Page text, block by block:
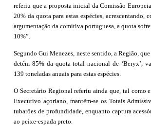
referiu que a proposta inicial da Comissão
20% da quota para estas espécies, acrescentando,
argumentação da comitiva portuguesa, a quota
10%”.
Segundo Gui Menezes, neste sentido, a Região,
detém 85% da quota total nacional de ‘Beryx’,
139 toneladas anuais para estas espécies.
O Secretário Regional referiu ainda que, tal como
Executivo açoriano, mantêm-se os Totais
tubarões de profundidade, enquanto captura
ao peixe-espada preto.